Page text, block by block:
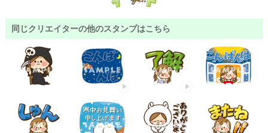
同じクリエイターの他のスタンプはこちら